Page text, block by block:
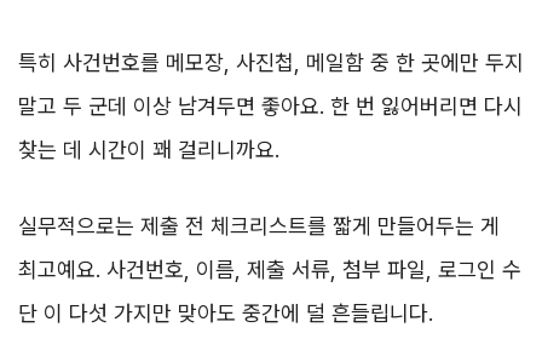
특히 사건번호를 메모장, 사진첩, 메일함 중 한 곳에만 두지
말고 두 군데 이상 남겨두면 좋아요. 한 번 잃어버리면 다시
찾는 데 시간이 꽤 걸리니까요.
실무적으로는 제출 전 체크리스트를 짧게 만들어두는 게
최고예요. 사건번호, 이름, 제출 서류, 첨부 파일, 로그인 수
단 이 다섯 가지만 맞아도 중간에 덜 흔들립니다.